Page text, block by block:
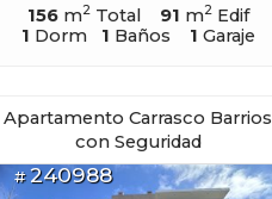
156m2Total 91 m2Edif
1 Dorm 1 Baños 1 Garaje
Apartamento Carrasco Barrios
con Seguridad
#240988